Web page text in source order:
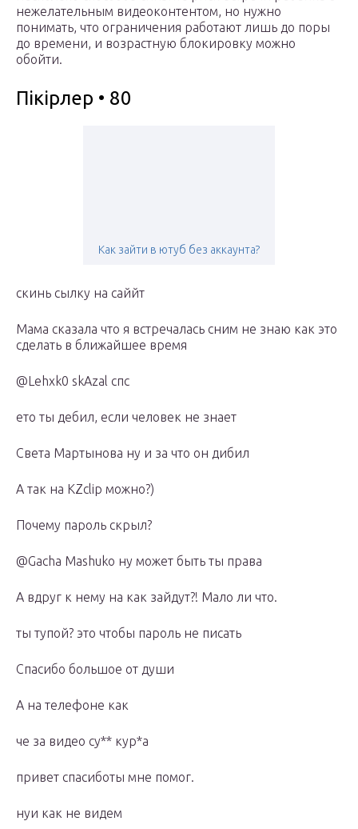
нежелательным видеоконтентом, но нужно
понимать, что ограничения работают лишь до поры
до времени, и возрастную блокировку можно
обойти.
Пікірлер • 80
Как зайти в ютуб без аккаунта?
скинь сылку на саййт
Мама сказала что я встречалась сним не знаю как это
сделать в ближайшее время
@Lehxk0 skAzal спс
ето ты дебил, если человек не знает
Света Мартынова ну и за что он дибил
А так на KZclip можно?)
Почему пароль скрыл?
@Gacha Mashuko ну может быть ты права
А вдруг к нему на как зайдут?! Мало ли что.
ты тупой? это чтобы пароль не писать
Спасибо большое от души
А на телефоне как
че за видео су** кур*а
привет спасиботы мне помог.
нуи как не видем